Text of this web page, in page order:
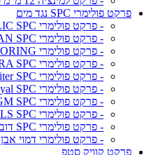
פרקט פולימרי SPC נגד מים
- פרקט פולימרי REPUBLIC SPC נגד מים
- פרקט פולימרי OCEAN SPC פנטום נגד מים
- פרקט פולימרי SPC FLOORING נגד מים
- פרקט פולימרי TERRA SPC טרה נגד מים
- פרקט פולימרי Jupiter SPC נגד מים
- פרקט פולימרי Royal SPC נגד מים
- פרקט פולימרי MGM SPC נגד מים
- פרקט פולימרי ORIGINALS SPC נגד מים
- פרקט פולימרי SPC דוביפרקט נגד מים
- פרקט פולימרי דמוי אבן REPUBLIC SPC נגד מים
פרקט קוויק סטפ